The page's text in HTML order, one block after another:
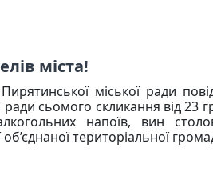
міста!
міської ради
ради сьомого скликання від
напоїв, вин
об’єднаної територіальної